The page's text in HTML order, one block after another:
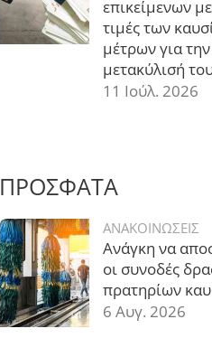
επικείμενων
τιμές των
μέτρων για
μετακύλισή
11 Ιούλ. 2026
ΠΡΟΣΦΑΤΑ
ΑΝΑΚΟΙΝΩΣΕΙΣ
Ανάγκη να
οι συνοδές
πρατηρίων
6 Αυγ. 2026